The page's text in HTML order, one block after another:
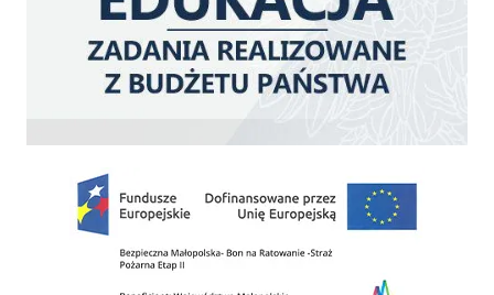
Zakup fabrycznie nowego, średniego samochodu ratowniczo-gaśniczego z